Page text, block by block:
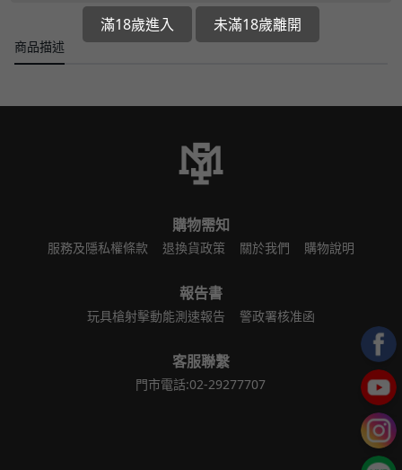
商品描述
購物需知
服務及隱私權條款 退換貨政策 關於我們 購物說明
報告書
玩具槍射擊動能測速報告 警政署核准函
客服聯繫
門市電話:02-29277707
滿18歲進入 未滿18歲離開